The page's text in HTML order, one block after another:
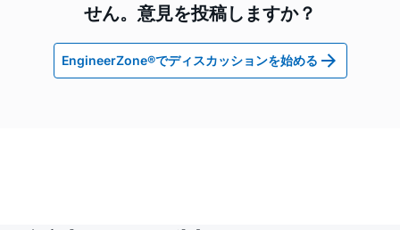
せん。意見を投稿しますか？
EngineerZone®でディスカッションを始める